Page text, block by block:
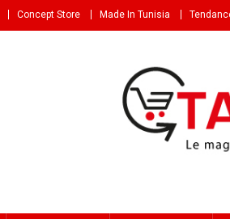
Concept Store Made In Tunisia